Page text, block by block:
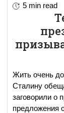
5 min read
Жить очень
Сталину
заговорили о
предложения